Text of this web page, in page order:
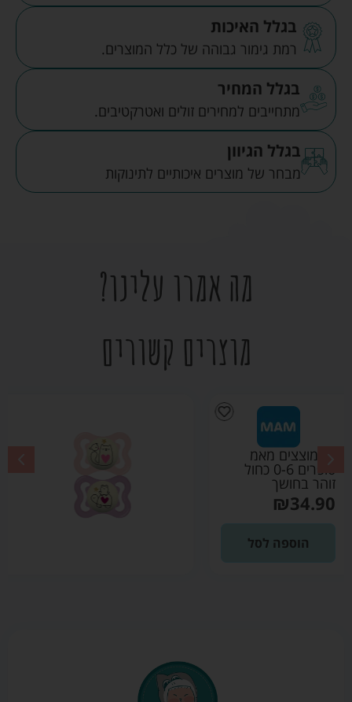
בגלל האיכות
רמת גימור גבוהה של כלל המוצרים.
בגלל המחיר
מתחייבים למחירים זולים ואטרקטיבים.
בגלל הגיוון
מבחר של מוצרים איכותיים לתינוקות
מה אמרו עלינו?
מוצרים קשורים
זוג מוצצים מאמ
בחושך
34.90